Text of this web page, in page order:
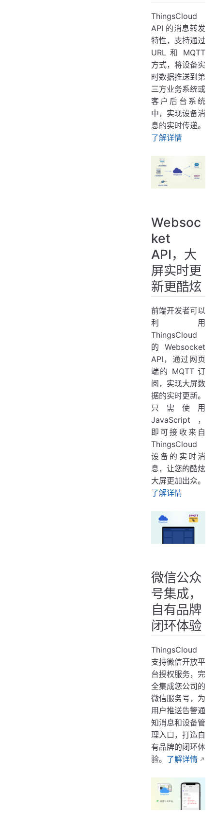
ThingsCloud
API 的消息转发
特性，支持通过
URL 和 MQTT
方式，将设备实
时数据推送到第
三方业务系统或
客户后台系统
中，实现设备消
息的实时传递。
了解详情
Websoc
ket
API，大
屏实时更
新更酷炫
前端开发者可以
利用
ThingsCloud
的 Websocket
API，通过网页
端的 MQTT 订
阅，实现大屏数
据的实时更新。
只需使用
JavaScript，
即可接收来自
ThingsCloud
设备的实时消
息，让您的酷炫
大屏更加出众。
了解详情
微信公众
号集成，
自有品牌
闭环体验
ThingsCloud
支持微信开放平
台授权服务，完
全集成您公司的
微信服务号，为
用户推送告警通
知消息和设备管
理入口，打造自
有品牌的闭环体
验。 了解详情